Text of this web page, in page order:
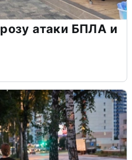
атаки БПЛА и